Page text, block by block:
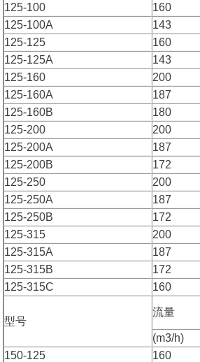
125-100
160
125-100A
143
125-125
160
125-125A
143
125-160
200
125-160A
187
125-160B
180
125-200
200
125-200A
187
125-200B
172
125-250
200
125-250A
187
125-250B
172
125-315
200
125-315A
187
125-315B
172
125-315C
160
型号
流量
(m3/h)
150-125
160